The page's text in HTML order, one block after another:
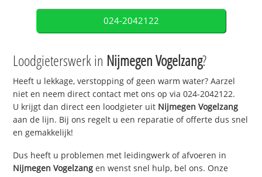
024-2042122
Loodgieterswerk in Nijmegen Vogelzang?
Heeft u lekkage, verstopping of geen warm water? Aarzel
niet en neem direct contact met ons op via 024-2042122.
U krijgt dan direct een loodgieter uit Nijmegen Vogelzang
aan de lijn. Bij ons regelt u een reparatie of offerte dus snel
en gemakkelijk!
Dus heeft u problemen met leidingwerk of afvoeren in
Nijmegen Vogelzang en wenst snel hulp, bel ons. Onze